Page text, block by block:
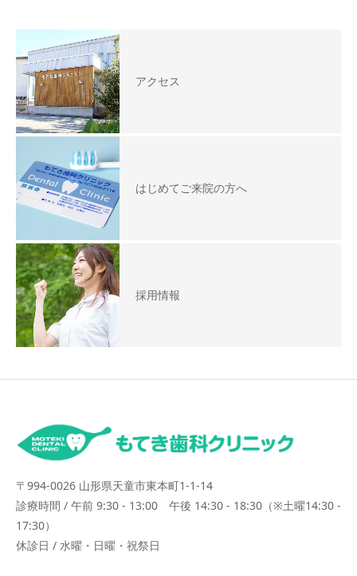
アクセス
はじめてご来院の方へ
採用情報
〒994-0026 山形県天童市東本町1-1-14
診療時間 / 午前 9:30 - 13:00 午後 14:30 - 18:30（※土曜14:30 -
17:30）
休診日 / 水曜・日曜・祝祭日